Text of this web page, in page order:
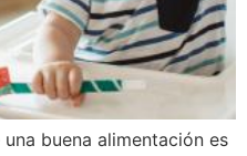
buena alimentación es